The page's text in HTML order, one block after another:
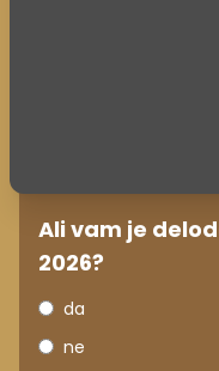
Ali vam je
2026?
da
ne